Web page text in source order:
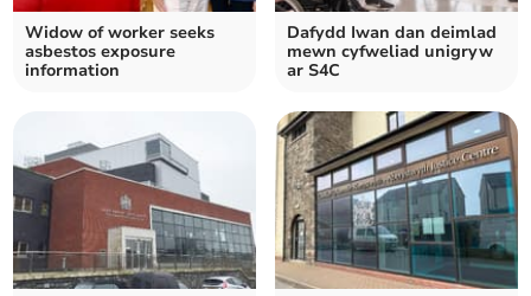
Widow of worker seeks
asbestos exposure
information
Dafydd Iwan dan deimlad
mewn cyfweliad unigryw
ar S4C